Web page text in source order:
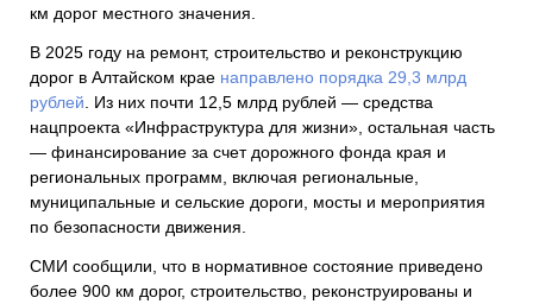
км дорог местного значения.
В 2025 году на ремонт, строительство и реконструкцию
дорог в Алтайском крае направлено порядка 29,3 млрд
рублей. Из них почти 12,5 млрд рублей — средства
нацпроекта «Инфраструктура для жизни», остальная часть
— финансирование за счет дорожного фонда края и
региональных программ, включая региональные,
муниципальные и сельские дороги, мосты и мероприятия
по безопасности движения.
СМИ сообщили, что в нормативное состояние приведено
более 900 км дорог, строительство, реконструированы и